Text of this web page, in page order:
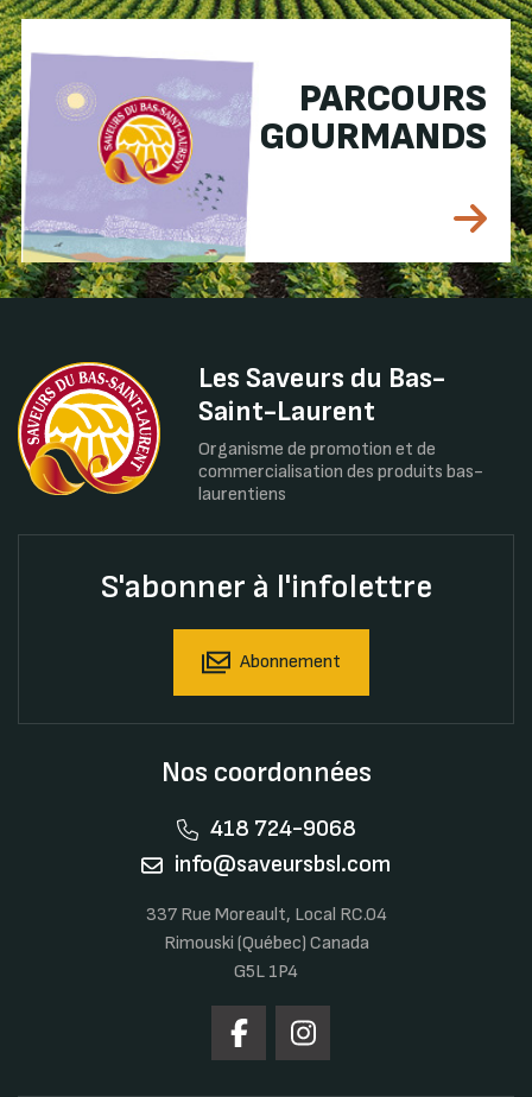
PARCOURS
GOURMANDS
Les Saveurs du Bas-
Saint-Laurent
Organisme de promotion et de
commercialisation des produits bas-
laurentiens
S'abonner à l'infolettre
Abonnement
Nos coordonnées
418 724-9068
info@saveursbsl.com
337 Rue Moreault, Local RC.04
Rimouski (Québec) Canada
G5L 1P4